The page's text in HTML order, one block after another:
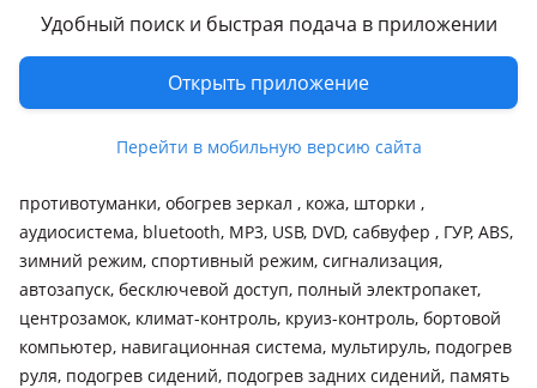
Удобный поиск и быстрая подача в приложении
Открыть приложение
Перейти в мобильную версию сайта
Цвет
черный металлик
Растаможен в Казахстане
Нет
литые диски, тонировка, панорамная крыша , ксенон,
противотуманки, обогрев зеркал , кожа, шторки ,
аудиосистема, bluetooth, MP3, USB, DVD, сабвуфер , ГУР, ABS,
зимний режим, спортивный режим, сигнализация,
автозапуск, бесключевой доступ, полный электропакет,
центрозамок, климат-контроль, круиз-контроль, бортовой
компьютер, навигационная система, мультируль, подогрев
руля, подогрев сидений, подогрев задних сидений, память